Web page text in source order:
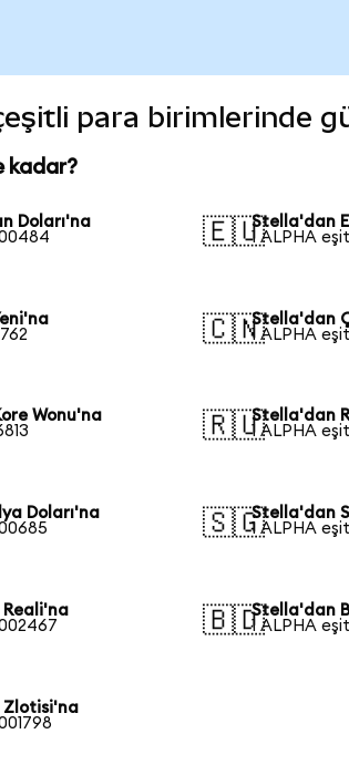
para birimlerinde
kadar?
Doları'na
🇪🇺Stella'dan
1 ALPHA
🇨🇳Stella'dan
1 ALPHA
Wonu'na
🇷🇺Stella'dan
1 ALPHA
Doları'na
🇸🇬Stella'dan
1 ALPHA
🇧🇩Stella'dan
1 ALPHA
Zlotisi'na